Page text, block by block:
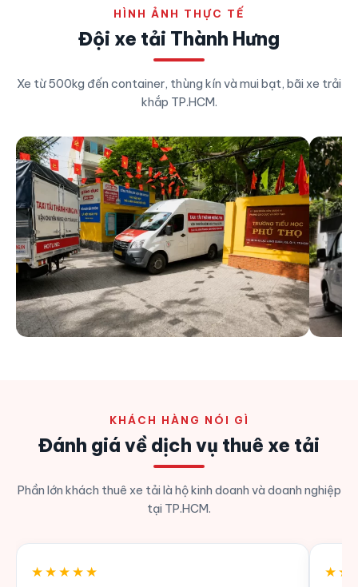
HÌNH ẢNH THỰC TẾ
Đội xe tải Thành Hưng
Xe từ 500kg đến container, thùng kín và mui bạt, bãi xe trải
khắp TP.HCM.
KHÁCH HÀNG NÓI GÌ
Đánh giá về dịch vụ thuê xe tải
Phần lớn khách thuê xe tải là hộ kinh doanh và doanh nghiệp
tại TP.HCM.
★★★★★